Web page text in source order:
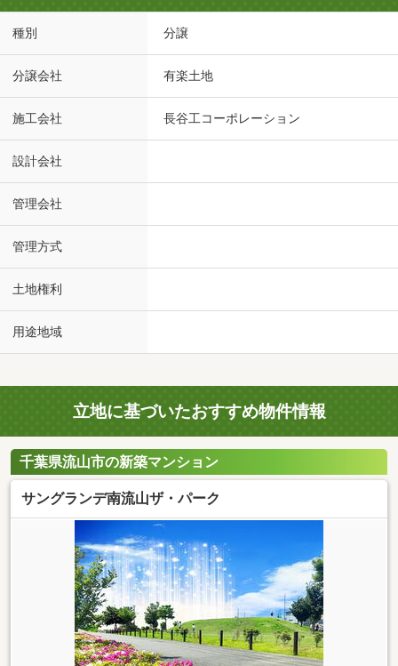
種別 分譲
分譲会社 有楽土地
施工会社 長谷工コーポレーション
設計会社
管理会社
管理方式
土地権利
用途地域
立地に基づいたおすすめ物件情報
千葉県流山市の新築マンション
サングランデ南流山ザ・パーク